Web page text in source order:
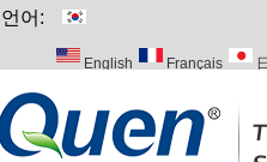
언어:
English Français